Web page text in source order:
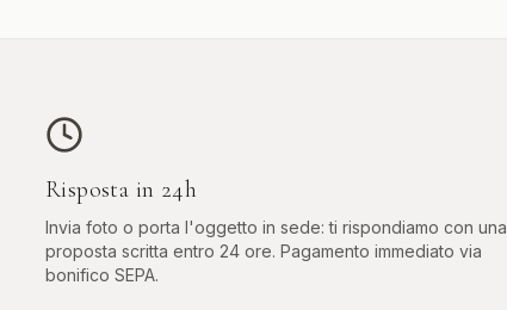
Risposta in 24h
Invia foto o porta l'oggetto in sede: ti rispondiamo con una
proposta scritta entro 24 ore. Pagamento immediato via
bonifico SEPA.